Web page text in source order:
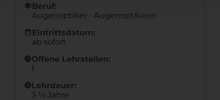
schoolBeruf:
Augenoptiker - Augenoptikerin
calendar_month Eintrittsdatum:
ab sofort
scheduleOffene Lehrstellen:
1
scheduleLehrdauer:
3 ½ Jahre